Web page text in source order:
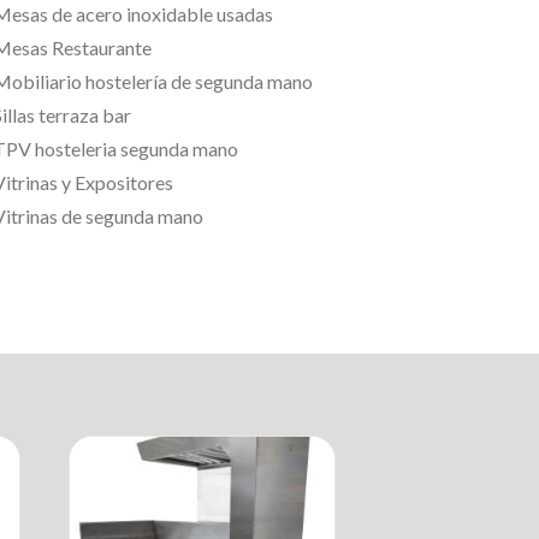
de acero inoxidable usadas
Restaurante
hostelería de segunda mano
terraza bar
hosteleria segunda mano
y Expositores
de segunda mano